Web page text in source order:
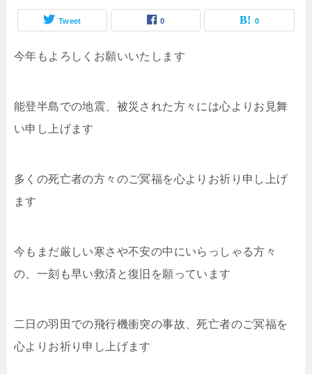
Tweet 0 0
今年もよろしくお願いいたします
能登半島での地震、被災された方々には心よりお見舞
い申し上げます
多くの死亡者の方々のご冥福を心よりお祈り申し上げ
ます
今もまだ厳しい寒さや不安の中にいらっしゃる方々
の、一刻も早い救済と復旧を願っています
二日の羽田での飛行機衝突の事故、死亡者のご冥福を
心よりお祈り申し上げます